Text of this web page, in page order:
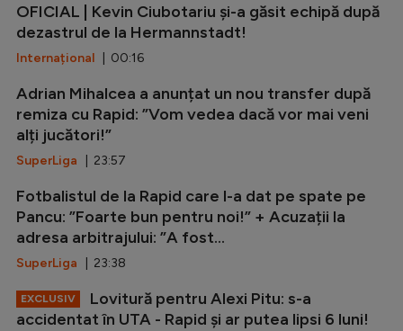
OFICIAL | Kevin Ciubotariu și-a găsit echipă după
dezastrul de la Hermannstadt!
Internațional | 00:16
Adrian Mihalcea a anunțat un nou transfer după
remiza cu Rapid: ”Vom vedea dacă vor mai veni
alți jucători!”
SuperLiga | 23:57
Fotbalistul de la Rapid care l-a dat pe spate pe
Pancu: ”Foarte bun pentru noi!” + Acuzații la
adresa arbitrajului: ”A fost...
SuperLiga | 23:38
EXCLUSIV
Lovitură pentru Alexi Pitu: s-a
accidentat în UTA - Rapid și ar putea lipsi 6 luni!